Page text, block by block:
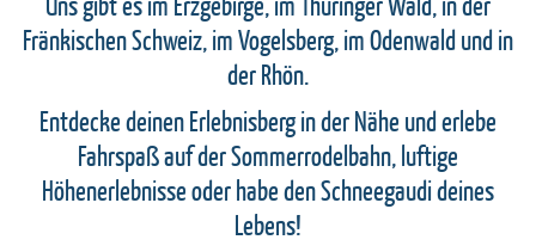
Fränkischen Schweiz, im Vogelsberg, im Odenwald und in
der Rhön.
Entdecke deinen Erlebnisberg in der Nähe und erlebe
Fahrspaß auf der Sommerrodelbahn, luftige
Höhenerlebnisse oder habe den Schneegaudi deines
Lebens!